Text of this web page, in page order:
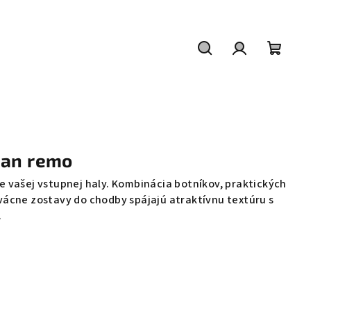
remo
vašej vstupnej haly. Kombinácia botníkov, praktických
zostavy do chodby spájajú atraktívnu textúru s